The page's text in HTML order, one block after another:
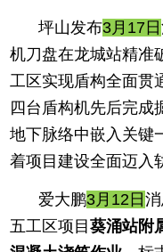
坪山发布3月17日
机刀盘在龙城站精准
工区实现盾构全面贯
四台盾构机先后完成
地下脉络中嵌入关键
着项目建设全面迈入
爱大鹏3月12日
五工区项目葵涌站附